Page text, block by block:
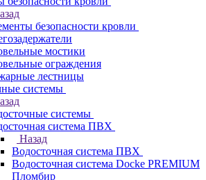
безопасности кровли
мостики
ограждения
лестницы
системы
системы
система ПВХ
Назад
Водосточная система ПВХ
Водосточная система Docke PREMIUM
Пломбир